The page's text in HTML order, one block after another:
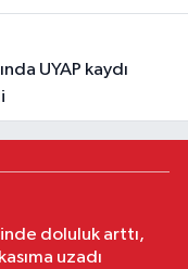
doluluk arttı,
uzadı